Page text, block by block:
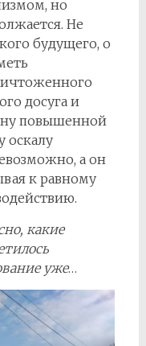
но
Не
будущего, о
досуга и
повышенной
оскалу
а он
к равному
какие
уже…